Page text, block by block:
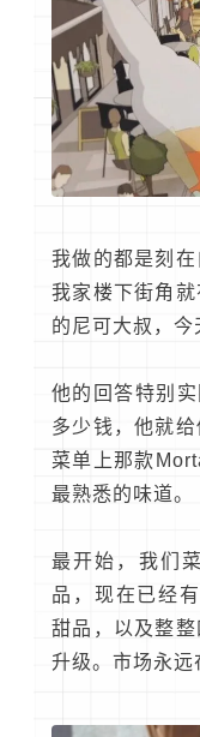
我做的都是刻
我家楼下街角
的尼可大叔，今
他的回答特别
多少钱，他就
菜单上那款
最熟悉的味道。
最开始，我们
品，现在已经
甜品，以及整
升级。市场永远